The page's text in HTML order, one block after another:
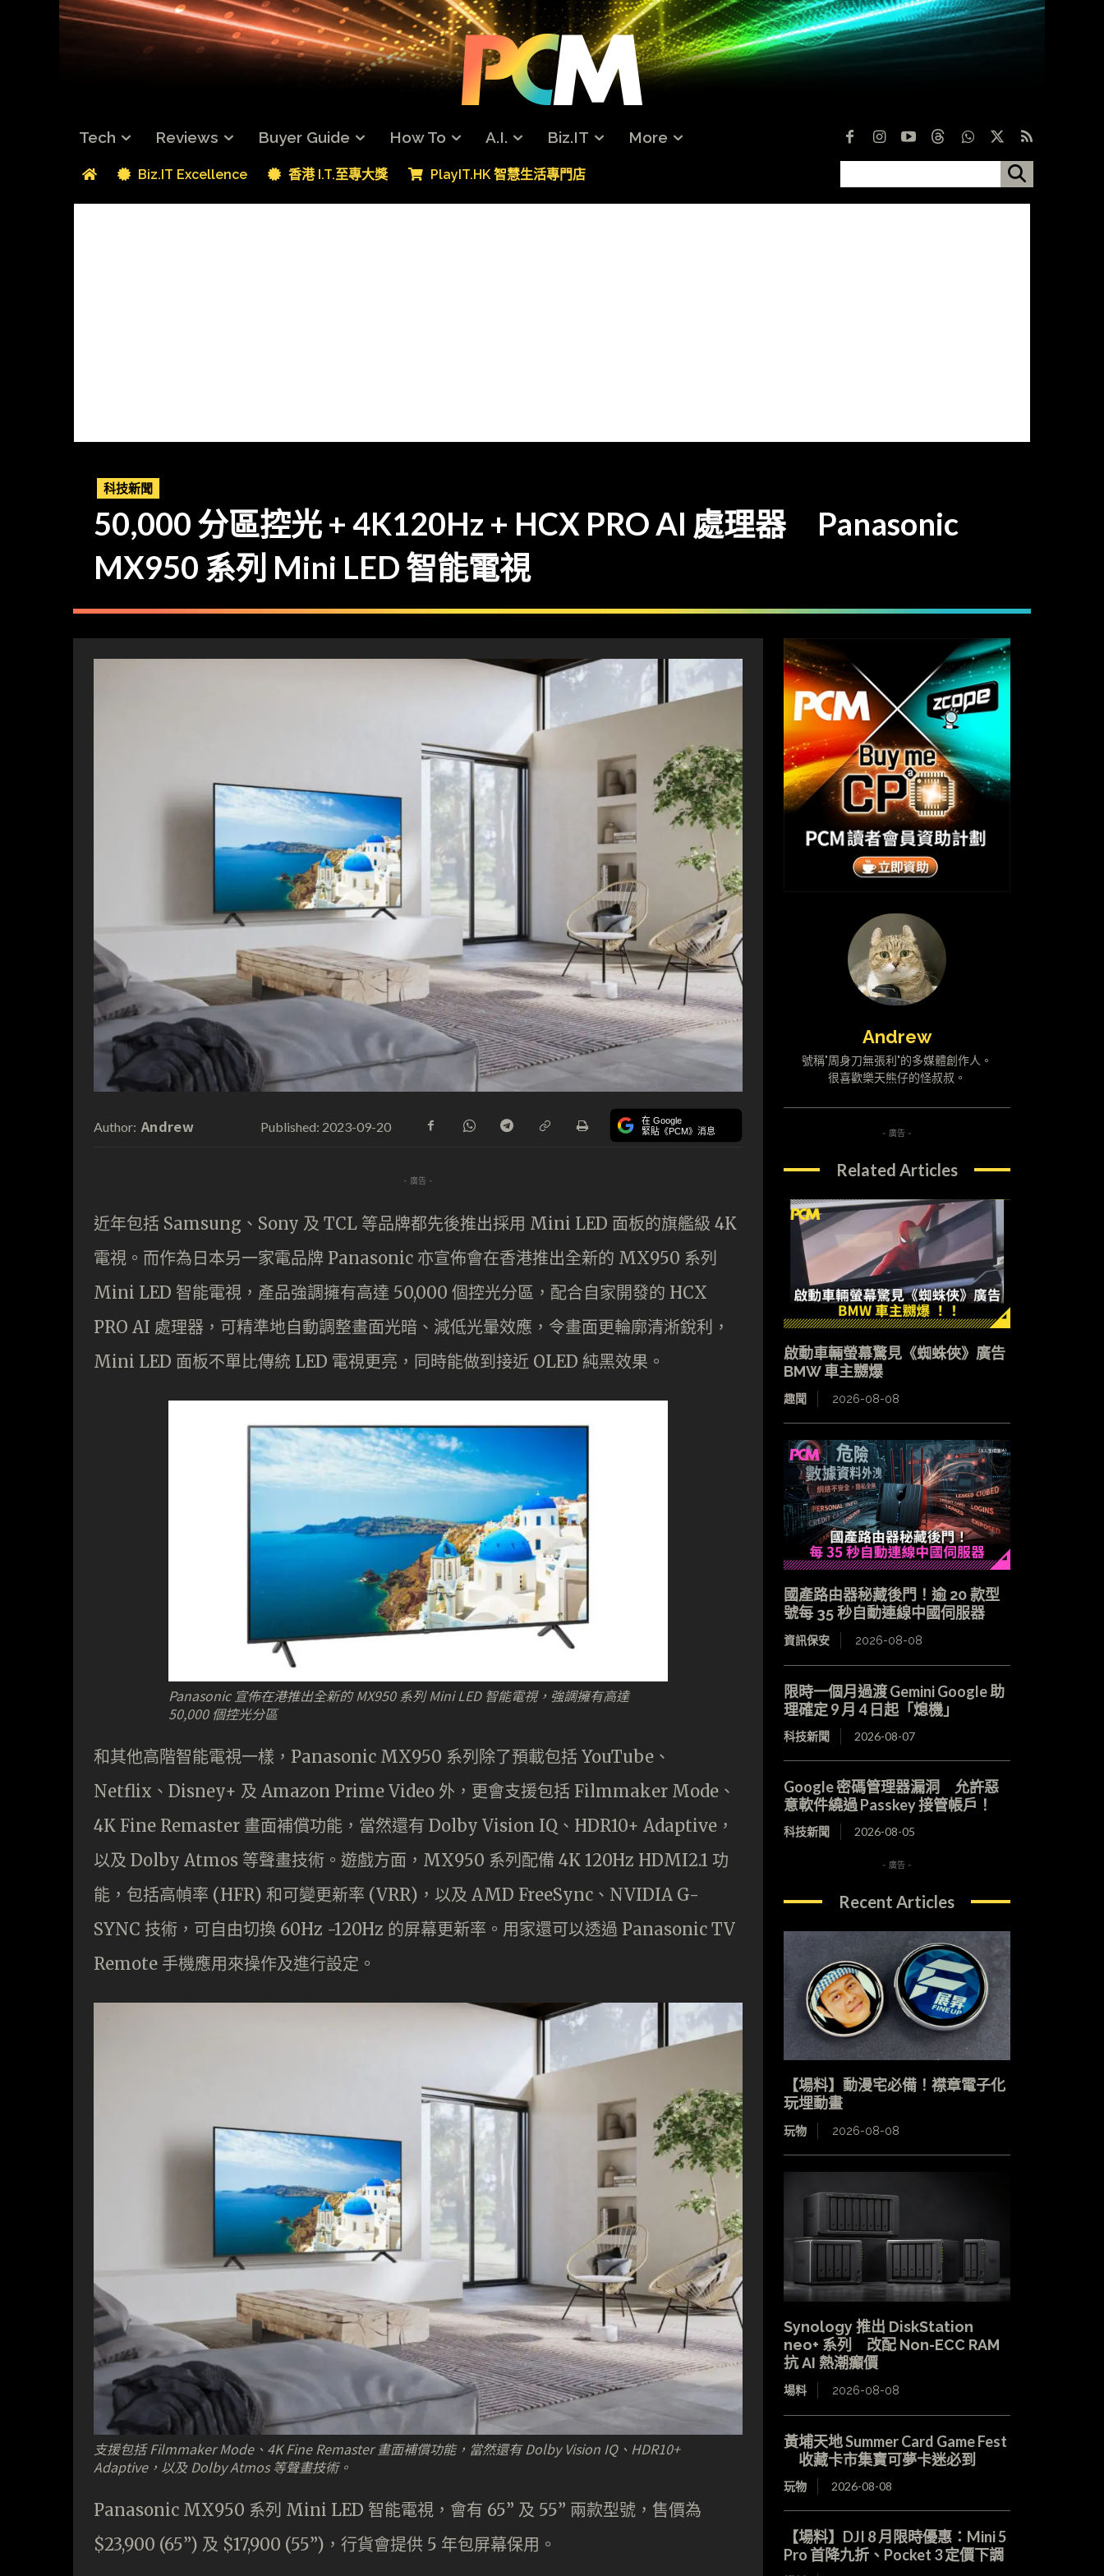
Tech Reviews Buyer Guide How To A.I. Biz.IT More
Biz.IT Excellence 香港 I.T.至專大獎 PlayIT.HK 智慧生活專門店
科技新聞
50,000 分區控光 + 4K120Hz + HCX PRO AI 處理器 Panasonic
MX950 系列 Mini LED 智能電視
Author: Andrew Published: 2023-09-20 在 Google
緊貼《PCM》消息
- 廣告 -
近年包括 Samsung、Sony 及 TCL 等品牌都先後推出採用 Mini LED 面板的旗艦級 4K
電視。而作為日本另一家電品牌 Panasonic 亦宣佈會在香港推出全新的 MX950 系列
Mini LED 智能電視，產品強調擁有高達 50,000 個控光分區，配合自家開發的 HCX
PRO AI 處理器，可精準地自動調整畫面光暗、減低光暈效應，令畫面更輪廓清淅銳利，
Mini LED 面板不單比傳統 LED 電視更亮，同時能做到接近 OLED 純黑效果。
Panasonic 宣佈在港推出全新的 MX950 系列 Mini LED 智能電視，強調擁有高達
50,000 個控光分區
和其他高階智能電視一樣，Panasonic MX950 系列除了預載包括 YouTube、
Netflix、Disney+ 及 Amazon Prime Video 外，更會支援包括 Filmmaker Mode、
4K Fine Remaster 畫面補償功能，當然還有 Dolby Vision IQ、HDR10+ Adaptive，
以及 Dolby Atmos 等聲畫技術。遊戲方面，MX950 系列配備 4K 120Hz HDMI2.1 功
能，包括高幀率 (HFR) 和可變更新率 (VRR)，以及 AMD FreeSync、NVIDIA G-
SYNC 技術，可自由切換 60Hz -120Hz 的屏幕更新率。用家還可以透過 Panasonic TV
Remote 手機應用來操作及進行設定。
支援包括 Filmmaker Mode、4K Fine Remaster 畫面補償功能，當然還有 Dolby Vision IQ、HDR10+
Adaptive，以及 Dolby Atmos 等聲畫技術。
Panasonic MX950 系列 Mini LED 智能電視，會有 65” 及 55” 兩款型號，售價為
$23,900 (65”) 及 $17,900 (55”)，行貨會提供 5 年包屏幕保用。
Andrew
號稱"周身刀無張利"的多媒體創作人。
很喜歡樂天熊仔的怪叔叔。
- 廣告 -
Related Articles
啟動車輛螢幕驚見《蜘蛛俠》廣告
BMW 車主嬲爆
趣聞 2026-08-08
國產路由器秘藏後門！逾 20 款型
號每 35 秒自動連線中國伺服器
資訊保安 2026-08-08
限時一個月過渡 Gemini Google 助
理確定 9 月 4 日起「熄機」
科技新聞 2026-08-07
Google 密碼管理器漏洞 允許惡
意軟件繞過 Passkey 接管帳戶！
科技新聞 2026-08-05
- 廣告 -
Recent Articles
【場料】動漫宅必備！襟章電子化
玩埋動畫
玩物 2026-08-08
Synology 推出 DiskStation
neo+ 系列 改配 Non-ECC RAM
抗 AI 熱潮癲價
場料 2026-08-08
黃埔天地 Summer Card Game Fest
收藏卡市集寶可夢卡迷必到
玩物 2026-08-08
【場料】DJI 8 月限時優惠：Mini 5
Pro 首降九折、Pocket 3 定價下調